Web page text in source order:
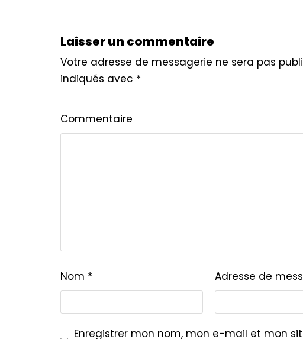
Laisser un commentaire
Votre adresse de messagerie ne sera pas
indiqués avec *
Commentaire
Nom * Adresse de
Enregistrer mon nom, mon e-mail et mon